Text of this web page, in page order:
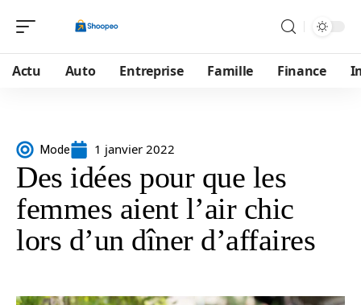
Actu Auto Entreprise Famille Finance
Mode 1 janvier 2022
Des idées pour que les
femmes aient l’air chic
lors d’un dîner d’affaires